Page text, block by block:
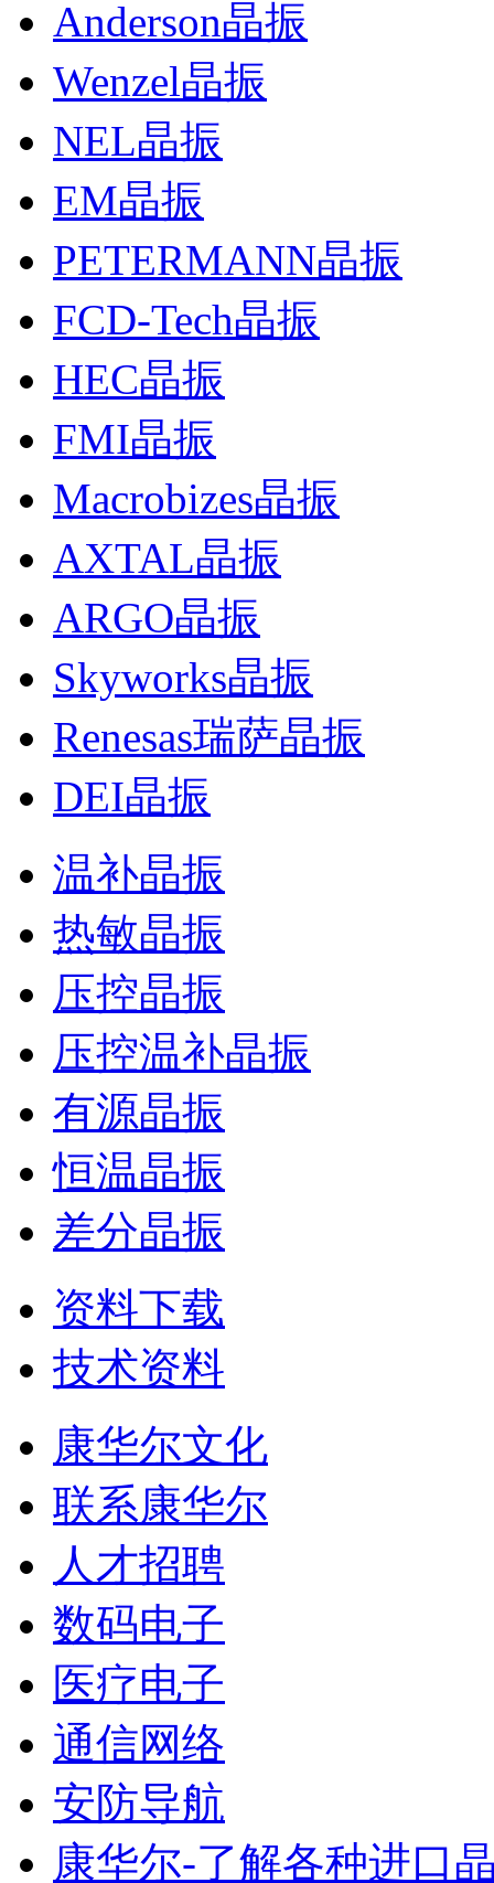
Anderson晶振
Wenzel晶振
NEL晶振
EM晶振
PETERMANN晶振
FCD-Tech晶振
HEC晶振
FMI晶振
Macrobizes晶振
AXTAL晶振
ARGO晶振
Skyworks晶振
Renesas瑞萨晶振
DEI晶振
温补晶振
热敏晶振
压控晶振
压控温补晶振
有源晶振
恒温晶振
差分晶振
资料下载
技术资料
康华尔文化
联系康华尔
人才招聘
数码电子
医疗电子
通信网络
安防导航
康华尔-了解各种进口